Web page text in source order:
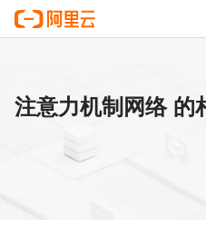
注意力机制网络 的